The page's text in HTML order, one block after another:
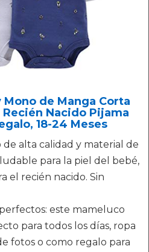
de Manga Corta
Nacido Pijama
18-24 Meses
de alta calidad y material de
para la piel del bebé,
el recién nacido. Sin
este mameluco
para todos los días, ropa
fotos o como regalo para